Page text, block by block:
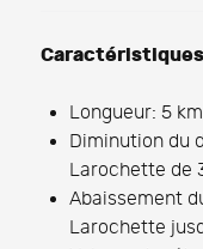
Longueur: 5 km
Diminution du
Larochette de
Abaissement
Larochette